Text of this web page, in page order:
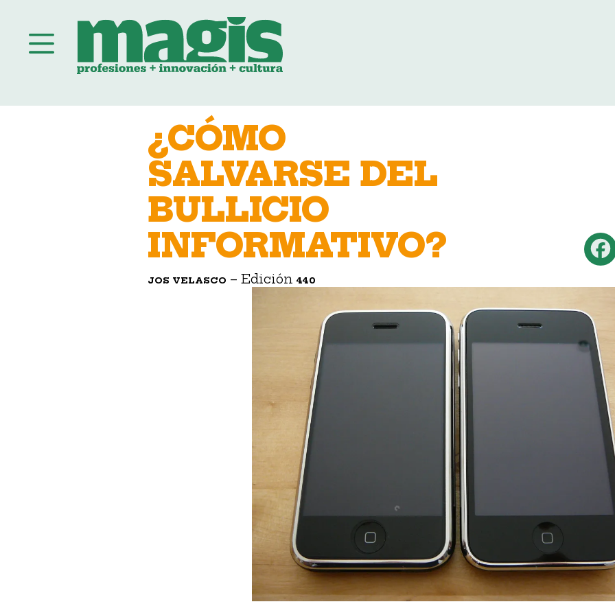
¿CÓMO
SALVARSE DEL
BULLICIO
INFORMATIVO?
JOS VELASCO – Edición 440